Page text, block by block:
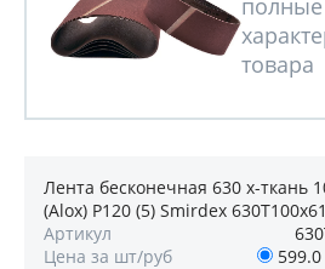
Лента бесконечная 630 х-ткань
(Alox) P120 (5) Smirdex
Артикул
Цена за шт/руб
599.0